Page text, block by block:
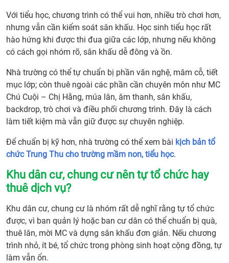
nên
chức
thuê
hay
thuê
dịch
vụ?
Với tiểu học, chương trình có thể vui hơn, nhiều trò chơi hơn,
nhưng vẫn cần kiểm soát sân khấu. Học sinh tiểu học rất
hào hứng khi được thi đua giữa các lớp, nhưng nếu không
có cách gọi nhóm rõ, sân khấu dễ đông và ồn.
Nhà trường có thể tự chuẩn bị phần văn nghệ, mâm cỗ, tiết
mục lớp; còn thuê ngoài các phần cần chuyên môn như MC
Chú Cuội – Chị Hằng, múa lân, âm thanh, sân khấu,
backdrop, trò chơi và điều phối chương trình. Đây là cách
làm tiết kiệm mà vẫn giữ được sự chuyên nghiệp.
Để chuẩn bị kỹ hơn, nhà trường có thể xem bài kịch bản tổ
chức Trung Thu cho trường mầm non, tiểu học.
Khu dân cư, chung cư nên tự tổ chức hay
thuê dịch vụ?
Khu dân cư, chung cư là nhóm rất dễ nghĩ rằng tự tổ chức
được, vì ban quản lý hoặc ban cư dân có thể chuẩn bị quà,
thuê lân, mời MC và dựng sân khấu đơn giản. Nếu chương
trình nhỏ, ít bé, tổ chức trong phòng sinh hoạt cộng đồng, tự
làm vẫn ổn.